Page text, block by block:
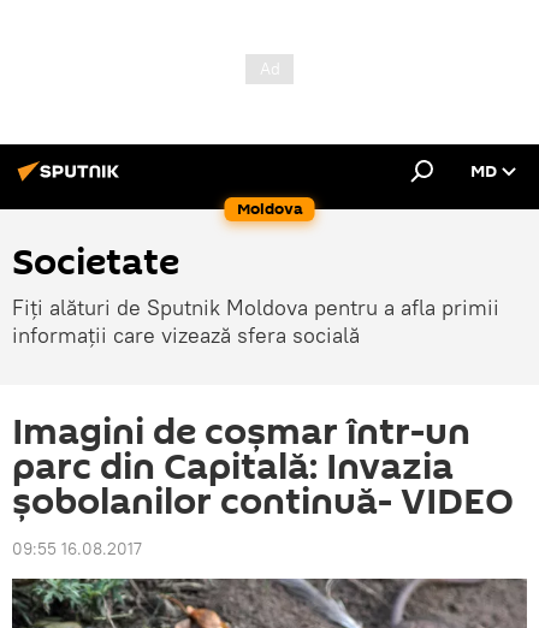
Moldova
MD
Societate
Fiți alături de Sputnik Moldova pentru a afla primii
informații care vizează sfera socială
Imagini de coșmar într-un
parc din Capitală: Invazia
șobolanilor continuă- VIDEO
09:55 16.08.2017